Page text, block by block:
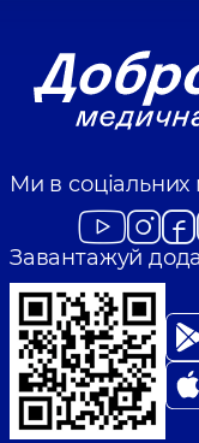
Ми в
Завантажуй